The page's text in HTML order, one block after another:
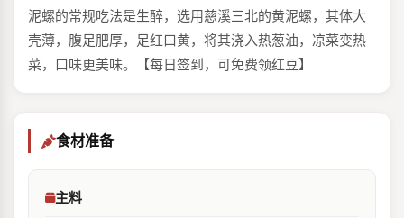
泥螺的常规吃法是生醉，选用慈溪三北的黄泥螺，其体大
壳薄，腹足肥厚，足红口黄，将其浇入热葱油，凉菜变热
菜，口味更美味。【每日签到，可免费领红豆】
食材准备
主料